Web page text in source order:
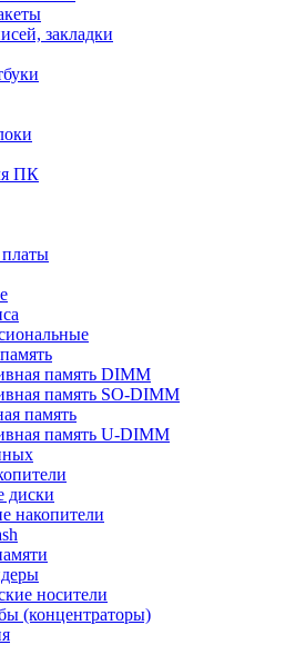
закладки
ПК
память DIMM
память SO-DIMM
память
память U-DIMM
диски
накопители
носители
(концентраторы)